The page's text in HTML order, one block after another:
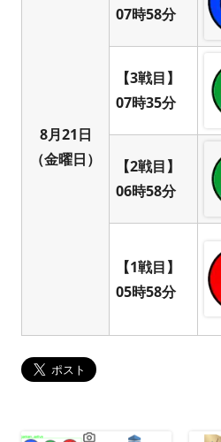
8月21日
（金曜日）
07時58分
【3戦目】
07時35分
【2戦目】
06時58分
【1戦目】
05時58分